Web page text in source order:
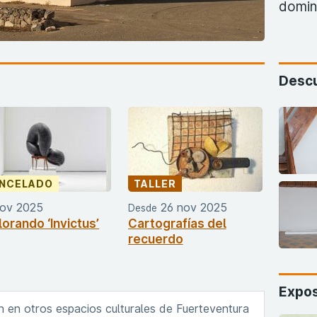
2025
‘Invictus’
TALLER
Desde 26 nov 2025
Cartografías del
recuerdo
en otros espacios culturales de Fuerteventura